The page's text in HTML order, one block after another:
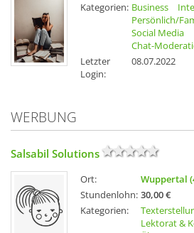
Kategorien: Business
Persönlich/
Social Media
Chat-
Letzter
Login:
08.07.2022
WERBUNG
Salsabil Solutions
Ort:
Wuppertal
Stundenlohn: 30,00 €
Kategorien:
Lektorat &